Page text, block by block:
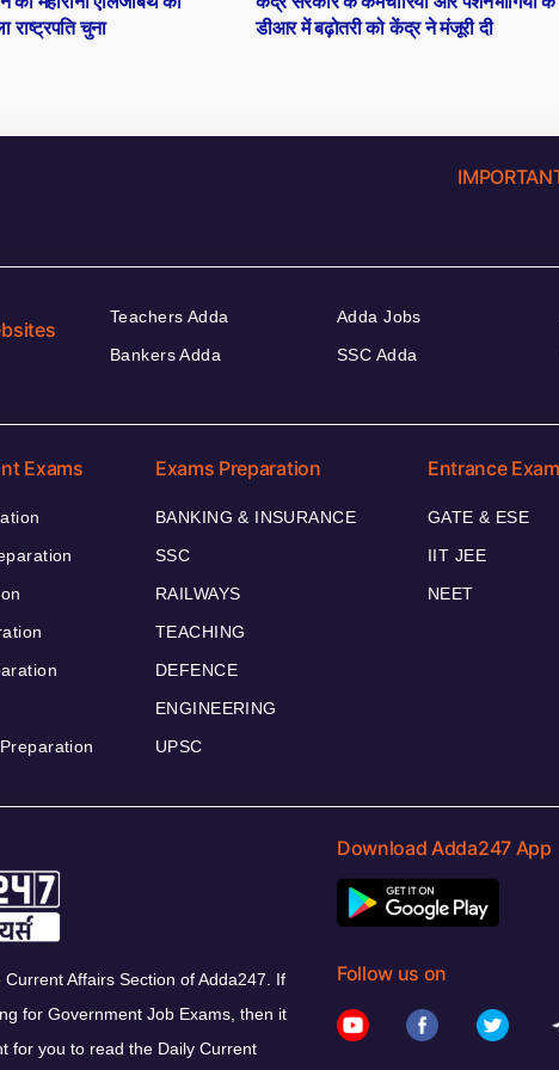
राष्ट्रपति चुना
डीआर में बढ़ोतरी को केंद्र ने मंजूरी दी
Teachers Adda
Bankers Adda
Adda Jobs
SSC Adda
Exams Exams Preparation
BANKING & INSURANCE
SSC
RAILWAYS
TEACHING
DEFENCE
ENGINEERING
UPSC
Entrance
GATE & ESE
IIT JEE
NEET
Affairs Section of Adda247. If
for Government Job Exams, then it
for you to read the Daily Current
Download Adda247 App
Follow us on